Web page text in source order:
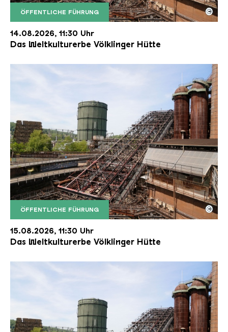
ÖFFENTLICHE FÜHRUNG
Der Erzschrägaufzug der Völklinger Hütte mit
Copyright: Weltkulturerbe Völklinger Hütte | Karl
©
14.08.2026, 11:30 Uhr
Das Weltkulturerbe Völklinger Hütte
ÖFFENTLICHE FÜHRUNG
Der Erzschrägaufzug der Völklinger Hütte mit
Copyright: Weltkulturerbe Völklinger Hütte | Karl
©
15.08.2026, 11:30 Uhr
Das Weltkulturerbe Völklinger Hütte